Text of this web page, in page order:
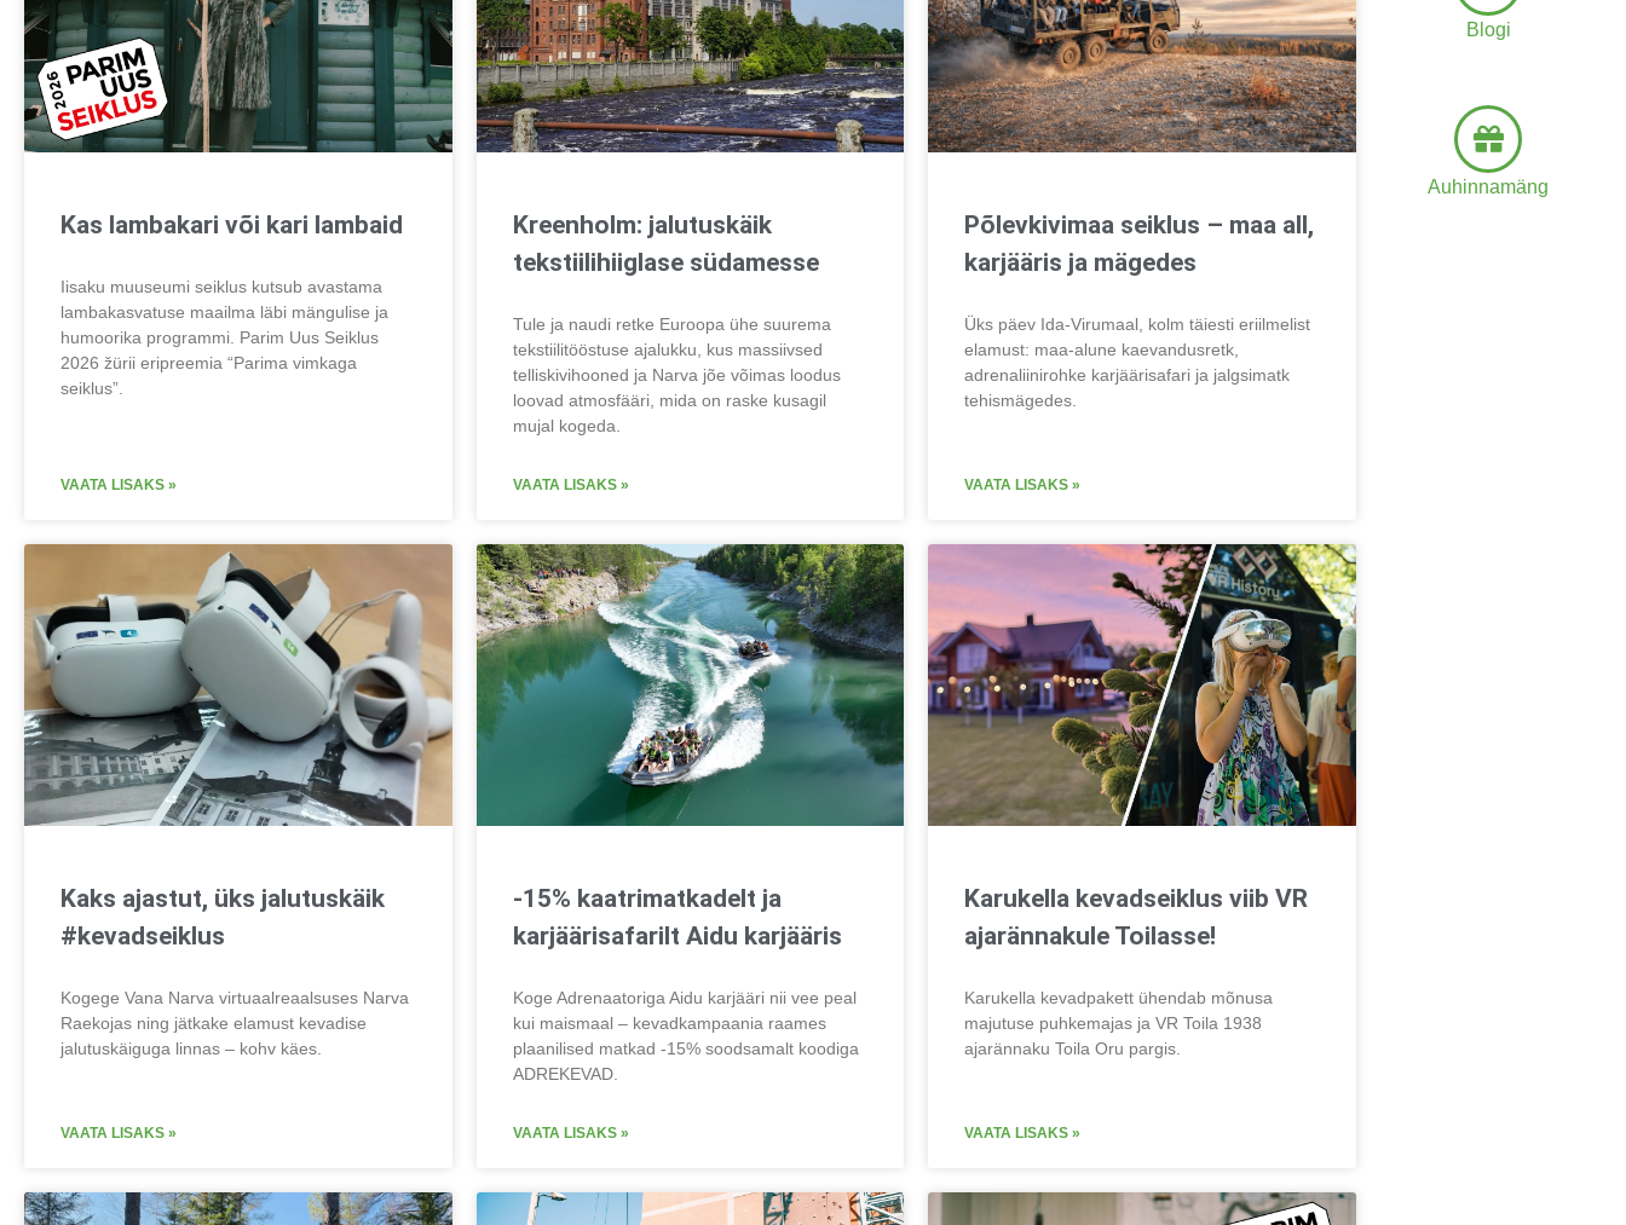
Kas lambakari või kari lambaid
Iisaku muuseumi seiklus kutsub avastama
lambakasvatuse maailma läbi mängulise ja
humoorika programmi. Parim Uus Seiklus
2026 žürii eripreemia “Parima vimkaga
seiklus”.
VAATA LISAKS »
Kreenholm: jalutuskäik
tekstiilihiiglase südamesse
Tule ja naudi retke Euroopa ühe suurema
tekstiilitööstuse ajalukku, kus massiivsed
telliskivihooned ja Narva jõe võimas loodus
loovad atmosfääri, mida on raske kusagil
mujal kogeda.
VAATA LISAKS »
Põlevkivimaa seiklus – maa all,
karjääris ja mägedes
Üks päev Ida-Virumaal, kolm täiesti eriilmelist
elamust: maa-alune kaevandusretk,
adrenaliinirohke karjäärisafari ja jalgsimatk
tehismägedes.
VAATA LISAKS »
Kaks ajastut, üks jalutuskäik
#kevadseiklus
Kogege Vana Narva virtuaalreaalsuses Narva
Raekojas ning jätkake elamust kevadise
jalutuskäiguga linnas – kohv käes.
VAATA LISAKS »
-15% kaatrimatkadelt ja
karjäärisafarilt Aidu karjääris
Koge Adrenaatoriga Aidu karjääri nii vee peal
kui maismaal – kevadkampaania raames
plaanilised matkad -15% soodsamalt koodiga
ADREKEVAD.
VAATA LISAKS »
Karukella kevadseiklus viib VR
ajarännakule Toilasse!
Karukella kevadpakett ühendab mõnusa
majutuse puhkemajas ja VR Toila 1938
ajarännaku Toila Oru pargis.
VAATA LISAKS »
Blogi
Auhinnamäng